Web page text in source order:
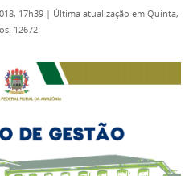
17h39 | Última atualização em Quinta,
12672